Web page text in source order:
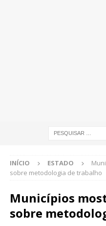
INÍCIO ESTADO
sobre metodologia de trabalho
Municípios
sobre